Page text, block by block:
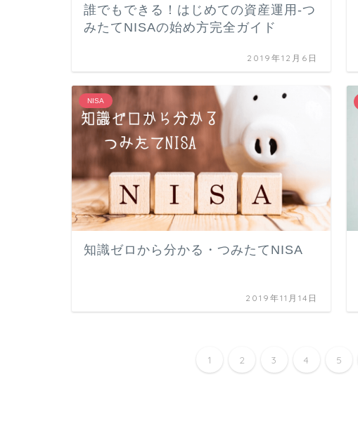
誰でもできる！はじめての資産運用-つ
みたてNISAの始め方完全ガイド
2019年12月6日
NISA
知識ゼロから分かる・つみたてNISA
2019年11月14日
1 2 3 4 5